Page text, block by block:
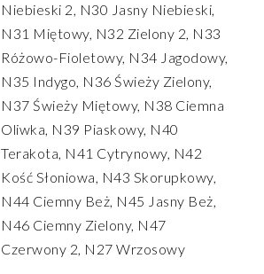
Niebieski 2, N30 Jasny Niebieski,
N31 Miętowy, N32 Zielony 2, N33
Różowo-Fioletowy, N34 Jagodowy,
N35 Indygo, N36 Świeży Zielony,
N37 Świeży Miętowy, N38 Ciemna
Oliwka, N39 Piaskowy, N40
Terakota, N41 Cytrynowy, N42
Kość Słoniowa, N43 Skorupkowy,
N44 Ciemny Beż, N45 Jasny Beż,
N46 Ciemny Zielony, N47
Czerwony 2, N27 Wrzosowy